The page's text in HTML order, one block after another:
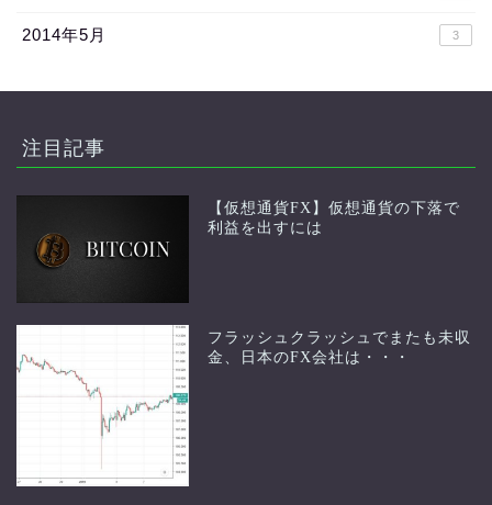
2014年5月 3
注目記事
【仮想通貨FX】仮想通貨の下落で
利益を出すには
フラッシュクラッシュでまたも未収
金、日本のFX会社は・・・